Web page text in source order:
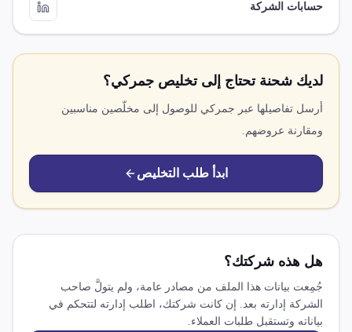
حسابات الشركة
لديك شحنة تحتاج إلى تخليص جمركي؟
أرسل تفاصيلها عبر جمركي للوصول إلى مخلّصين مناسبين
ومقارنة عروضهم.
ابدأ طلب التخليص
هل هذه شركتك؟
جُمِعت بيانات هذا الملف من مصادر عامة، ولم يتولَّ صاحب
الشركة إدارته بعد. إن كانت شركتك، اطلب إدارته لتتحكم في
بياناته وتستقبل طلبات العملاء.